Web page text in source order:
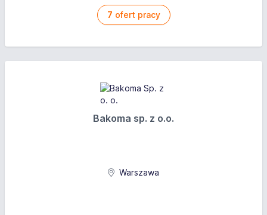
7 ofert pracy
Bakoma sp. z o.o.
Warszawa